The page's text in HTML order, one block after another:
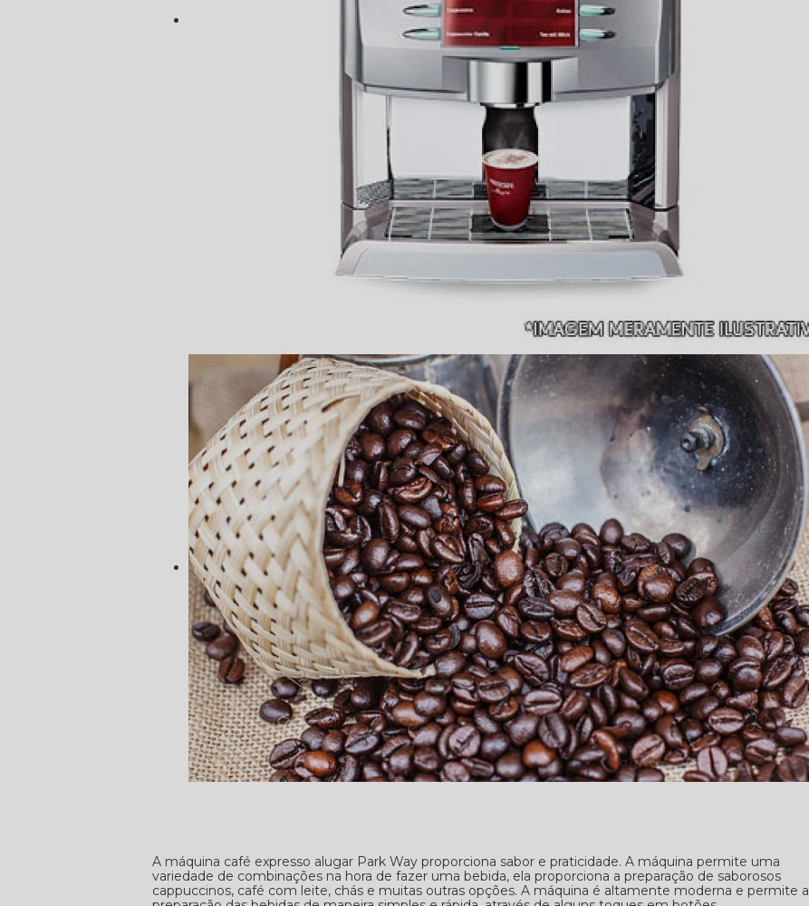
A máquina café expresso alugar Park Way proporciona sabor e praticidade. A máquina permite uma
variedade de combinações na hora de fazer uma bebida, ela proporciona a preparação de saborosos
cappuccinos, café com leite, chás e muitas outras opções. A máquina é altamente moderna e permite a